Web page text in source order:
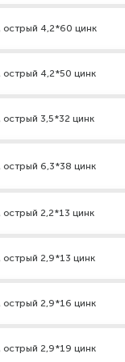
острый 4,2*60 цинк
острый 4,2*50 цинк
3,5*32 цинк
острый 6,3*38 цинк
2,2*13 цинк
2,9*13 цинк
острый 2,9*16 цинк
острый 2,9*19 цинк